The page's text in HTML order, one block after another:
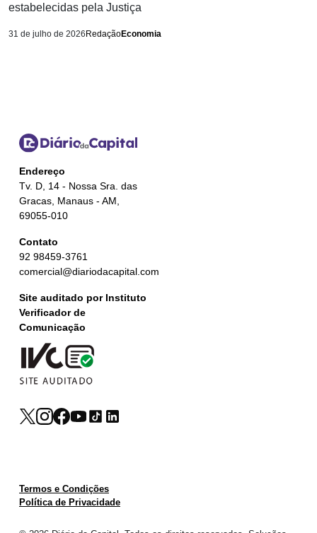
estabelecidas pela Justiça
31 de julho de 2026 RedaçãoEconomia
Endereço
Tv. D, 14 - Nossa Sra. das
Gracas, Manaus - AM,
69055-010
Contato
92 98459-3761
comercial@diariodacapital.com
Site auditado por Instituto
Verificador de
Comunicação
Termos e Condições
Política de Privacidade